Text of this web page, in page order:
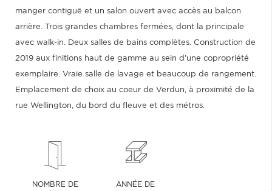
manger contiguë et un salon ouvert avec accès au balcon
arrière. Trois grandes chambres fermées, dont la principale
avec walk-in. Deux salles de bains complètes. Construction de
2019 aux finitions haut de gamme au sein d'une copropriété
exemplaire. Vraie salle de lavage et beaucoup de rangement.
Emplacement de choix au coeur de Verdun, à proximité de la
rue Wellington, du bord du fleuve et des métros.
NOMBRE DE
ANNÉE DE